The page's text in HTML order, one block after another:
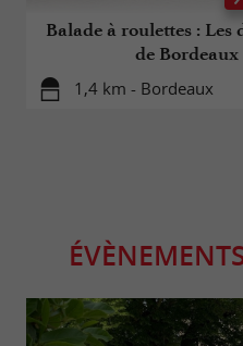
Balade à roulettes : Les
de Bordeaux
1,4 km - Bordeaux